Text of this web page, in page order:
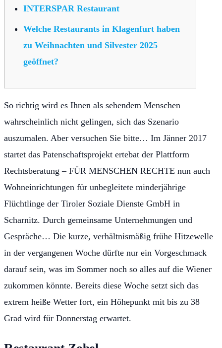
INTERSPAR Restaurant
Welche Restaurants in Klagenfurt haben
zu Weihnachten und Silvester 2025
geöffnet?
So richtig wird es Ihnen als sehendem Menschen
wahrscheinlich nicht gelingen, sich das Szenario
auszumalen. Aber versuchen Sie bitte… Im Jänner 2017
startet das Patenschaftsprojekt ertebat der Plattform
Rechtsberatung – FÜR MENSCHEN RECHTE nun auch
Wohneinrichtungen für unbegleitete minderjährige
Flüchtlinge der Tiroler Soziale Dienste GmbH in
Scharnitz. Durch gemeinsame Unternehmungen und
Gespräche… Die kurze, verhältnismäßig frühe Hitzewelle
in der vergangenen Woche dürfte nur ein Vorgeschmack
darauf sein, was im Sommer noch so alles auf die Wiener
zukommen könnte. Bereits diese Woche setzt sich das
extrem heiße Wetter fort, ein Höhepunkt mit bis zu 38
Grad wird für Donnerstag erwartet.